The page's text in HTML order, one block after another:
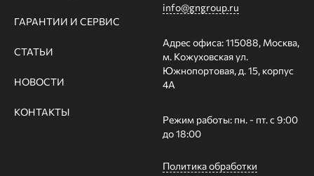
ГАРАНТИИ И СЕРВИС
СТАТЬИ
НОВОСТИ
КОНТАКТЫ
info@gngroup.ru
Адрес офиса: 115088, Москва,
м. Кожуховская ул.
Южнопортовая, д. 15, корпус
4А
Режим работы: пн. - пт. с 9:00
до 18:00
Политика обработки